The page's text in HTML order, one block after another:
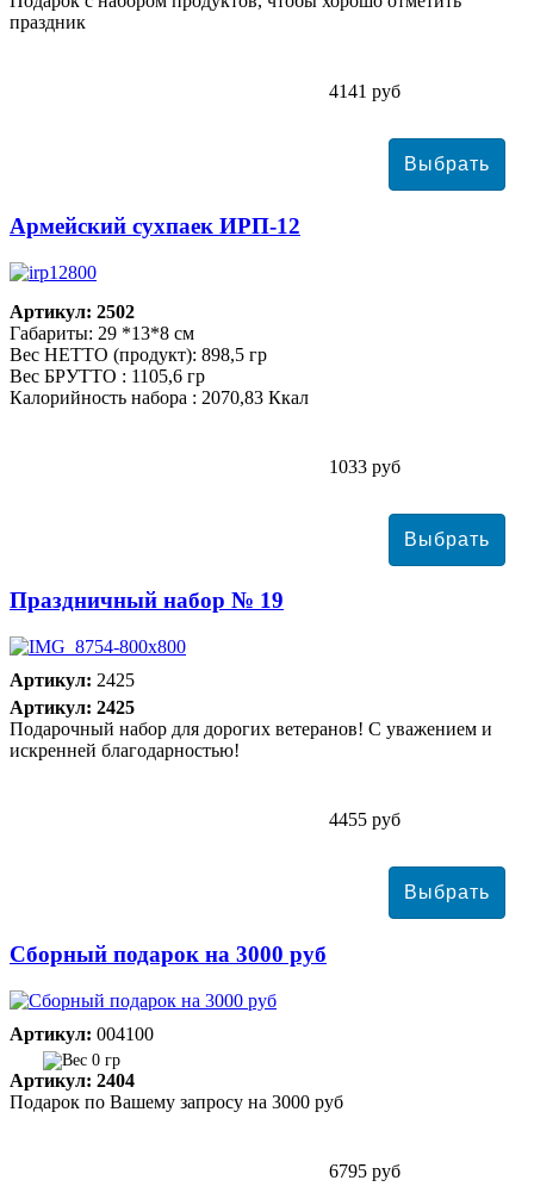
праздник
4141 руб
Армейский сухпаек ИРП-12
Артикул: 2502
Габариты: 29 *13*8 см
Вес НЕТТО (продукт): 898,5 гр
Вес БРУТТО : 1105,6 гр
Калорийность набора : 2070,83 Ккал
1033 руб
Праздничный набор № 19
Артикул: 2425
Артикул: 2425
Подарочный набор для дорогих ветеранов! С уважением и
искренней благодарностью!
4455 руб
Сборный подарок на 3000 руб
Артикул: 004100
0 гр
Артикул: 2404
Подарок по Вашему запросу на 3000 руб
6795 руб